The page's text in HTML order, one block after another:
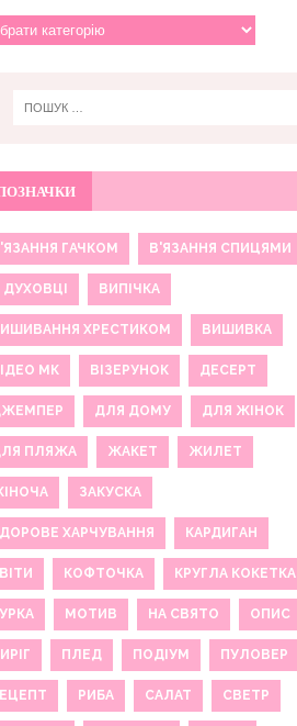
ГАЧКОМ В'ЯЗАННЯ СПИЦЯМИ
ДУХОВЦІ ВИПІЧКА
ХРЕСТИКОМ ВИШИВКА
МК ВІЗЕРУНОК ДЕСЕРТ
ДЛЯ ДОМУ ДЛЯ ЖІНОК
ПЛЯЖА ЖАКЕТ ЖИЛЕТ
ЗАКУСКА
ХАРЧУВАННЯ КАРДИГАН
КОФТОЧКА КРУГЛА КОКЕТКА
МОТИВ НА СВЯТО ОПИС
ПЛЕД ПОДІУМ ПУЛОВЕР
РИБА САЛАТ СВЕТР